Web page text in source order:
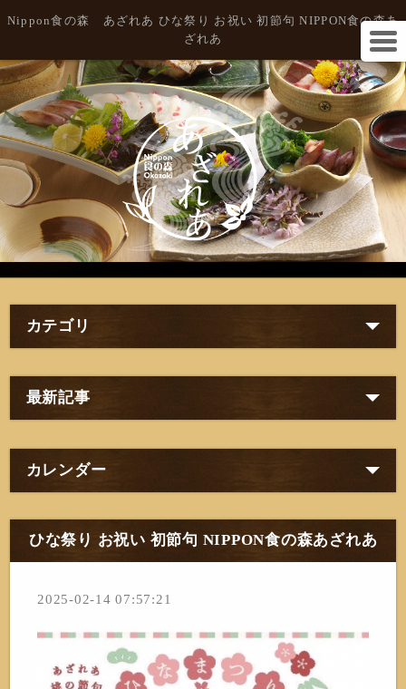
Nippon食の森 あざれあ ひな祭り お祝い 初節句 NIPPON食の森あ
ざれあ
カテゴリ
最新記事
カレンダー
ひな祭り お祝い 初節句 NIPPON食の森あざれあ
2025-02-14 07:57:21